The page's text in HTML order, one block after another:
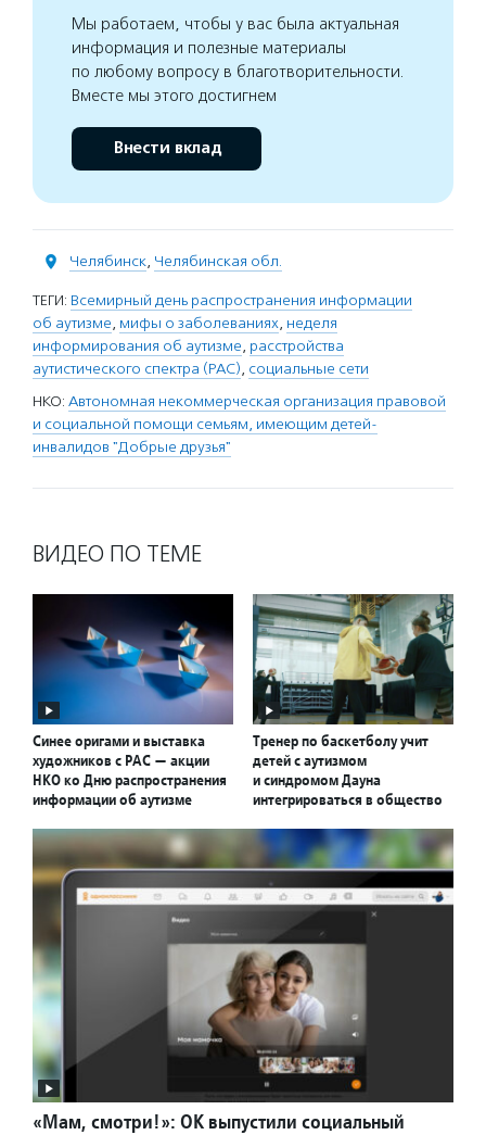
Мы работаем, чтобы у вас была актуальная
информация и полезные материалы
по любому вопросу в благотворительности.
Вместе мы этого достигнем
Внести вклад
Челябинск, Челябинская обл.
ТЕГИ: Всемирный день распространения информации
об аутизме, мифы о заболеваниях, неделя
информирования об аутизме, расстройства
аутистического спектра (РАС), социальные сети
НКО: Автономная некоммерческая организация правовой
и социальной помощи семьям, имеющим детей-
инвалидов "Добрые друзья"
ВИДЕО ПО ТЕМЕ
Синее оригами и выставка
художников с РАС — акции
НКО ко Дню распространения
информации об аутизме
Тренер по баскетболу учит
детей с аутизмом
и синдромом Дауна
интегрироваться в общество
«Мам, смотри!»: ОК выпустили социальный